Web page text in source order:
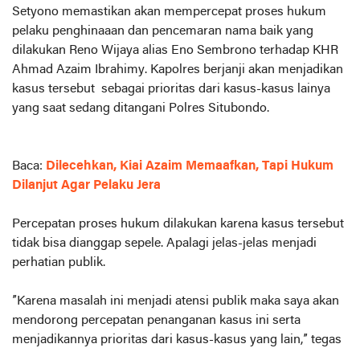
Setyono memastikan akan mempercepat proses hukum
pelaku penghinaaan dan pencemaran nama baik yang
dilakukan Reno Wijaya alias Eno Sembrono terhadap KHR
Ahmad Azaim Ibrahimy. Kapolres berjanji akan menjadikan
kasus tersebut sebagai prioritas dari kasus-kasus lainya
yang saat sedang ditangani Polres Situbondo.
Baca: Dilecehkan, Kiai Azaim Memaafkan, Tapi Hukum
Dilanjut Agar Pelaku Jera
Percepatan proses hukum dilakukan karena kasus tersebut
tidak bisa dianggap sepele. Apalagi jelas-jelas menjadi
perhatian publik.
”Karena masalah ini menjadi atensi publik maka saya akan
mendorong percepatan penanganan kasus ini serta
menjadikannya prioritas dari kasus-kasus yang lain,” tegas